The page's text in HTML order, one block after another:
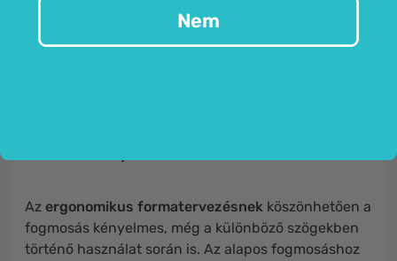
megtisztítják a fogakat. A fogkefe ráadásul
csúcsminőségű anyagokból készül:
Az ergonomikus formatervezésnek köszönhetően a
fogmosás kényelmes, még a különböző szögekben
történő használat során is. Az alapos fogmosáshoz
Nem